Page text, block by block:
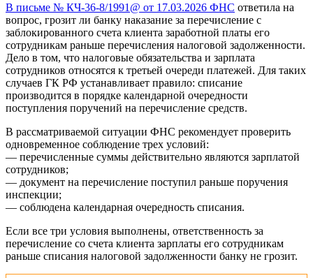
В письме № КЧ-36-8/1991@ от 17.03.2026 ФНС ответила на
вопрос, грозит ли банку наказание за перечисление с
заблокированного счета клиента заработной платы его
сотрудникам раньше перечисления налоговой задолженности.
Дело в том, что налоговые обязательства и зарплата
сотрудников относятся к третьей очереди платежей. Для таких
случаев ГК РФ устанавливает правило: списание
производится в порядке календарной очередности
поступления поручений на перечисление средств.
В рассматриваемой ситуации ФНС рекомендует проверить
одновременное соблюдение трех условий:
— перечисленные суммы действительно являются зарплатой
сотрудников;
— документ на перечисление поступил раньше поручения
инспекции;
— соблюдена календарная очередность списания.
Если все три условия выполнены, ответственность за
перечисление со счета клиента зарплаты его сотрудникам
раньше списания налоговой задолженности банку не грозит.